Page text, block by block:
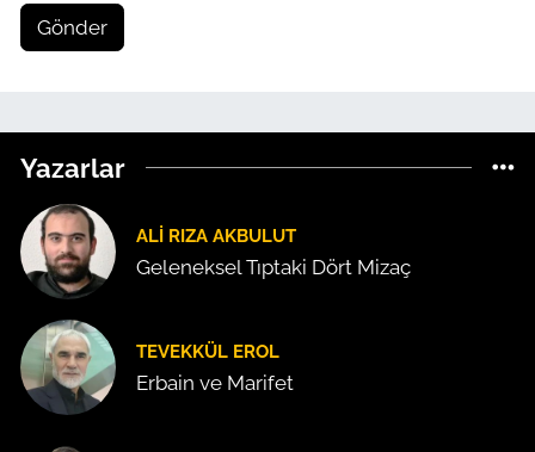
Gönder
Yazarlar
ALI RIZA AKBULUT
Geleneksel Tıptaki Dört Mizaç
TEVEKKÜL EROL
Erbain ve Marifet